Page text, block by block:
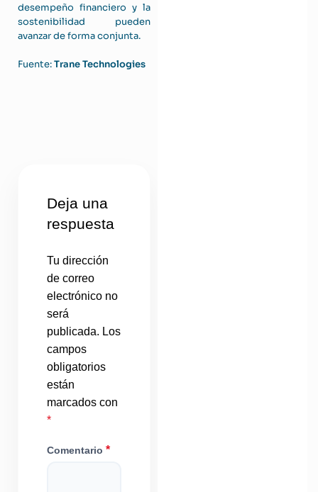
desempeño financiero y la
sostenibilidad pueden
avanzar de forma conjunta.
Fuente:Trane Technologies
Deja una
respuesta
Tu dirección
de correo
electrónico no
será
publicada. Los
campos
obligatorios
están
marcados con
*
Comentario *